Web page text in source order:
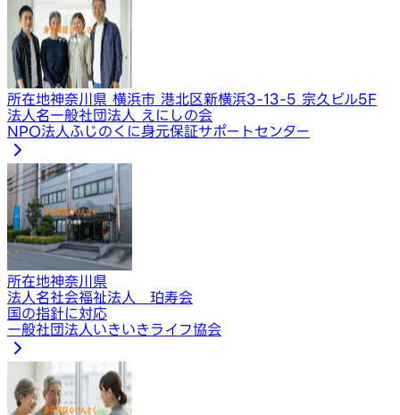
所在地神奈川県 横浜市 港北区新横浜3-13-5 宗久ビル5F
法人名一般社団法人 えにしの会
NPO法人ふじのくに身元保証サポートセンター
所在地神奈川県
法人名社会福祉法人 珀寿会
国の指針に対応
一般社団法人いきいきライフ協会